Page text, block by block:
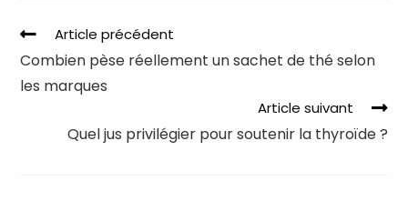
Article précédent
Combien pèse réellement un sachet de thé selon
les marques
Article suivant
Quel jus privilégier pour soutenir la thyroïde ?